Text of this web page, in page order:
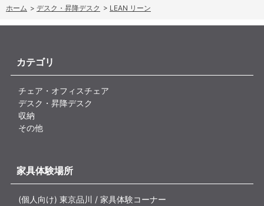
ホーム > デスク・昇降デスク > LEAN リーン
カテゴリ
チェア・オフィスチェア
デスク・昇降デスク
収納
その他
家具体験場所
(個人向け) 東京品川 / 家具体験コーナー